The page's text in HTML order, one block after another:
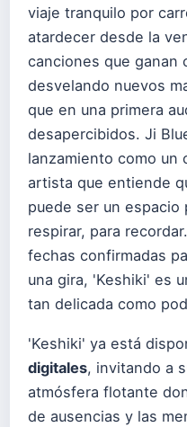
viaje tranquilo por
atardecer desde la
canciones que ganan
desvelando nuevos
que en una primera
desapercibidos. Ji
lanzamiento como un
artista que entiende
puede ser un espacio
respirar, para
fechas confirmadas
una gira, 'Keshiki' es
tan delicada como
'Keshiki' ya está
digitales, invitando a
atmósfera flotante
de ausencias y las